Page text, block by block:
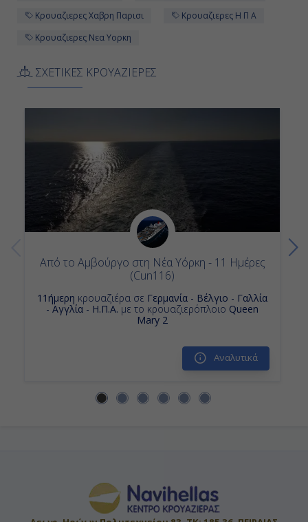
Κρουαζιερες Χαβρη Παρισι
Κρουαζιερες Η Π Α
Κρουαζιερες Νεα Υορκη
ΣΧΕΤΙΚΕΣ ΚΡΟΥΑΖΙΕΡΕΣ
Από το Αμβούργο στη Νέα Υόρκη - 11 Ημέρες
(Cun116)
11ήμερη κρουαζιέρα σε Γερμανία - Βέλγιο - Γαλλία
- Αγγλία - Η.Π.Α.με το κρουαζιερόπλοιο Queen
Mary 2
Αναλυτικά